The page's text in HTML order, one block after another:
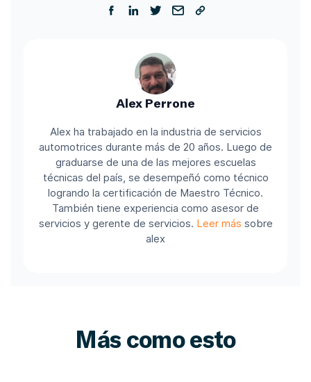
Alex Perrone
Alex ha trabajado en la industria de servicios
automotrices durante más de 20 años. Luego de
graduarse de una de las mejores escuelas
técnicas del país, se desempeñó como técnico
logrando la certificación de Maestro Técnico.
También tiene experiencia como asesor de
servicios y gerente de servicios. Leer más sobre
alex
Más como esto